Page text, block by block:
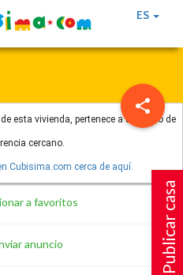
ES
Publicar casa
135 vistas
a favoritos
anuncio
esta vivienda, pertenece a un punto de
cercano.
Cubisima.com cerca de aquí.